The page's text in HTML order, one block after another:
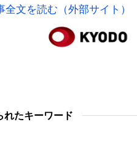
全文を読む（外部サイト）
れたキーワード